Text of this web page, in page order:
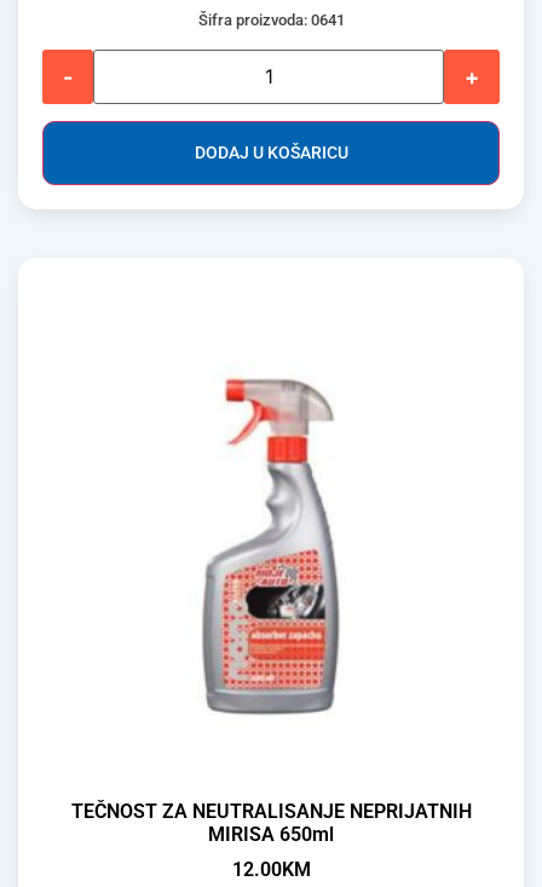
Šifra proizvoda: 0641
- +
DODAJ U KOŠARICU
TEČNOST ZA NEUTRALISANJE NEPRIJATNIH
MIRISA 650ml
12.00KM